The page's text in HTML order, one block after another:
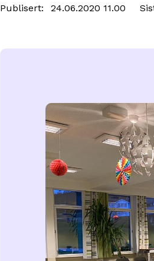
Publisert 24.06.2020 11.00